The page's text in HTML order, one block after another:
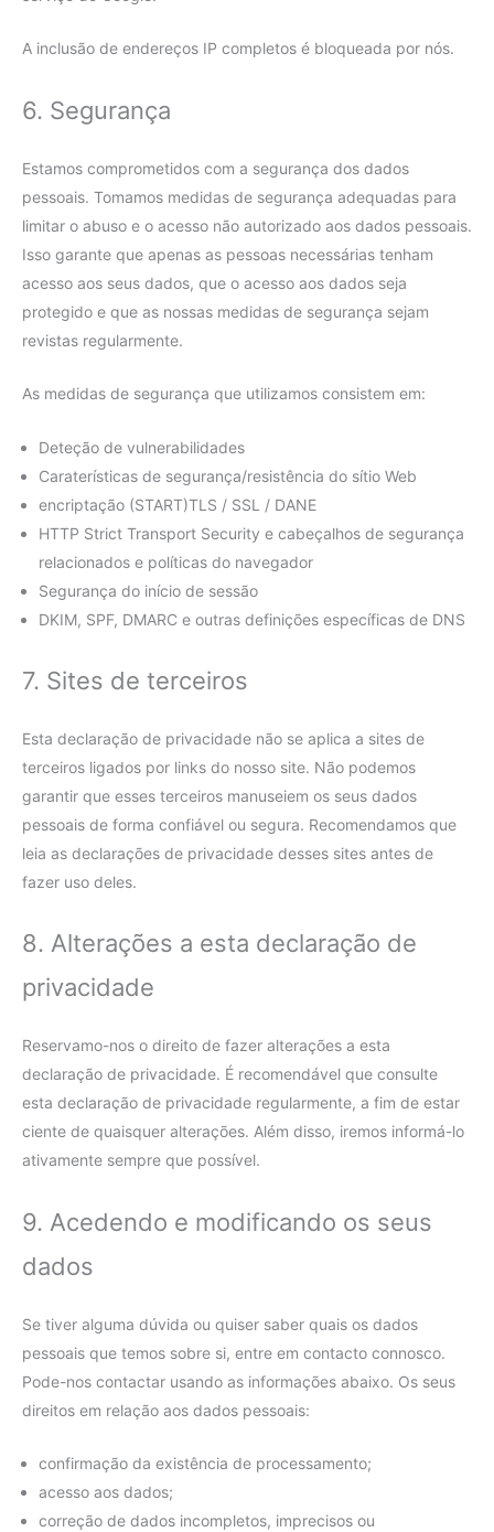
A inclusão de endereços IP completos é bloqueada por nós.
6. Segurança
Estamos comprometidos com a segurança dos dados
pessoais. Tomamos medidas de segurança adequadas para
limitar o abuso e o acesso não autorizado aos dados pessoais.
Isso garante que apenas as pessoas necessárias tenham
acesso aos seus dados, que o acesso aos dados seja
protegido e que as nossas medidas de segurança sejam
revistas regularmente.
As medidas de segurança que utilizamos consistem em:
Deteção de vulnerabilidades
Caraterísticas de segurança/resistência do sítio Web
encriptação (START)TLS / SSL / DANE
HTTP Strict Transport Security e cabeçalhos de segurança
relacionados e políticas do navegador
Segurança do início de sessão
DKIM, SPF, DMARC e outras definições específicas de DNS
7. Sites de terceiros
Esta declaração de privacidade não se aplica a sites de
terceiros ligados por links do nosso site. Não podemos
garantir que esses terceiros manuseiem os seus dados
pessoais de forma confiável ou segura. Recomendamos que
leia as declarações de privacidade desses sites antes de
fazer uso deles.
8. Alterações a esta declaração de
privacidade
Reservamo-nos o direito de fazer alterações a esta
declaração de privacidade. É recomendável que consulte
esta declaração de privacidade regularmente, a fim de estar
ciente de quaisquer alterações. Além disso, iremos informá-lo
ativamente sempre que possível.
9. Acedendo e modificando os seus
dados
Se tiver alguma dúvida ou quiser saber quais os dados
pessoais que temos sobre si, entre em contacto connosco.
Pode-nos contactar usando as informações abaixo. Os seus
direitos em relação aos dados pessoais:
confirmação da existência de processamento;
acesso aos dados;
correção de dados incompletos, imprecisos ou